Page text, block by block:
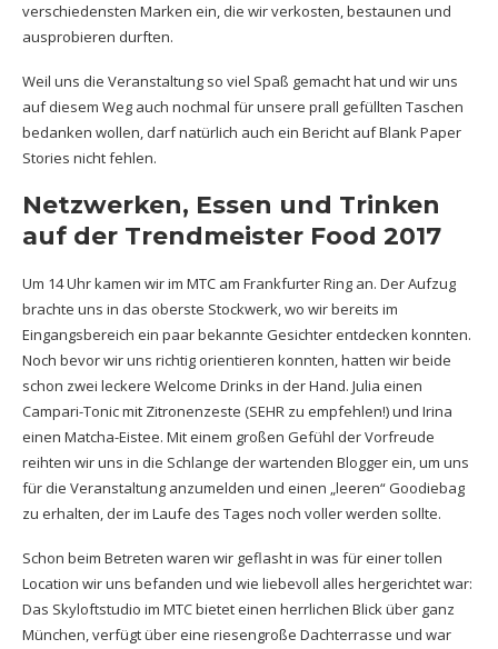
verschiedensten Marken ein, die wir verkosten, bestaunen und
ausprobieren durften.
Weil uns die Veranstaltung so viel Spaß gemacht hat und wir uns
auf diesem Weg auch nochmal für unsere prall gefüllten Taschen
bedanken wollen, darf natürlich auch ein Bericht auf Blank Paper
Stories nicht fehlen.
Netzwerken, Essen und Trinken
auf der Trendmeister Food 2017
Um 14 Uhr kamen wir im MTC am Frankfurter Ring an. Der Aufzug
brachte uns in das oberste Stockwerk, wo wir bereits im
Eingangsbereich ein paar bekannte Gesichter entdecken konnten.
Noch bevor wir uns richtig orientieren konnten, hatten wir beide
schon zwei leckere Welcome Drinks in der Hand. Julia einen
Campari-Tonic mit Zitronenzeste (SEHR zu empfehlen!) und Irina
einen Matcha-Eistee. Mit einem großen Gefühl der Vorfreude
reihten wir uns in die Schlange der wartenden Blogger ein, um uns
für die Veranstaltung anzumelden und einen „leeren“ Goodiebag
zu erhalten, der im Laufe des Tages noch voller werden sollte.
Schon beim Betreten waren wir geflasht in was für einer tollen
Location wir uns befanden und wie liebevoll alles hergerichtet war:
Das Skyloftstudio im MTC bietet einen herrlichen Blick über ganz
München, verfügt über eine riesengroße Dachterrasse und war